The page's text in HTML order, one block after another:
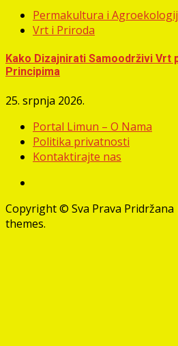
Permakultura i
Vrt i Priroda
Kako Dizajnirati Samoodrživi Vrt
Principima
25. srpnja 2026.
Portal Limun – O Nama
Politika privatnosti
Kontaktirajte nas
Copyright © Sva Prava Pridržana
themes.